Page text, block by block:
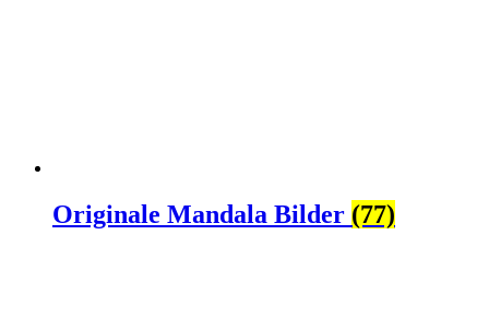
Originale Mandala Bilder (77)